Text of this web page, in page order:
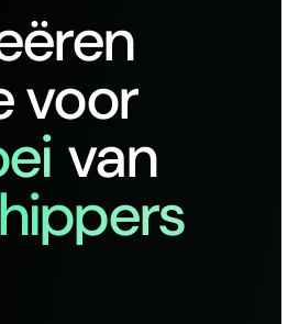
voor
van